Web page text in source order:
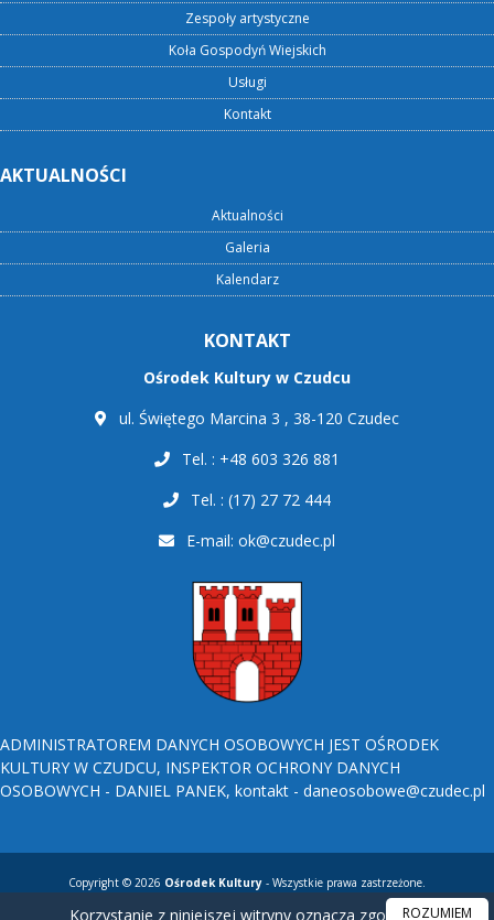
Zespoły artystyczne
Koła Gospodyń Wiejskich
Usługi
Kontakt
AKTUALNOŚCI
Aktualności
Galeria
Kalendarz
KONTAKT
Ośrodek Kultury w Czudcu
ul. Świętego Marcina 3 , 38-120 Czudec
Tel. : +48 603 326 881
Tel. : (17) 27 72 444
E-mail: ok@czudec.pl
ADMINISTRATOREM DANYCH OSOBOWYCH JEST OŚRODEK
KULTURY W CZUDCU, INSPEKTOR OCHRONY DANYCH
OSOBOWYCH - DANIEL PANEK, kontakt - daneosobowe@czudec.pl
Copyright © 2026 Ośrodek Kultury - Wszystkie prawa zastrzeżone.
Korzystanie z niniejszej witryny oznacza zgodę naROZUMIEM